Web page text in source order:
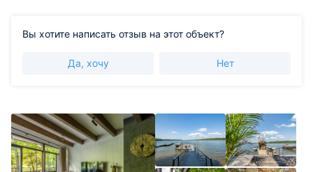
Вы хотите написать отзыв на этот объект?
Да, хочу Нет